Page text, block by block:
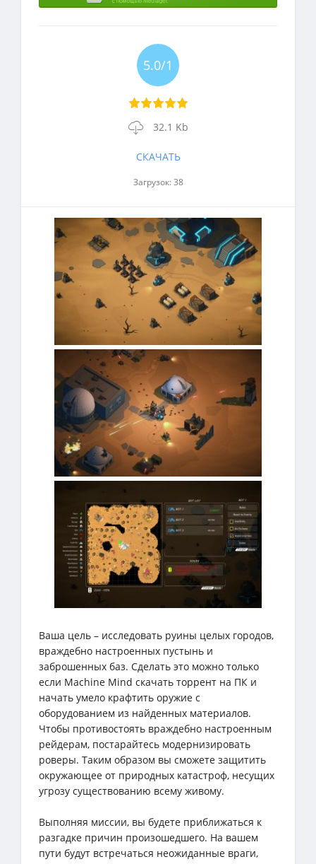
5.0/1
32.1 Kb
СКАЧАТЬ
Загрузок: 38
Ваша цель – исследовать руины целых городов,
враждебно настроенных пустынь и
заброшенных баз. Сделать это можно только
если Machine Mind скачать торрент на ПК и
начать умело крафтить оружие с
оборудованием из найденных материалов.
Чтобы противостоять враждебно настроенным
рейдерам, постарайтесь модернизировать
роверы. Таким образом вы сможете защитить
окружающее от природных катастроф, несущих
угрозу существованию всему живому.
Выполняя миссии, вы будете приближаться к
разгадке причин произошедшего. На вашем
пути будут встречаться неожиданные враги,